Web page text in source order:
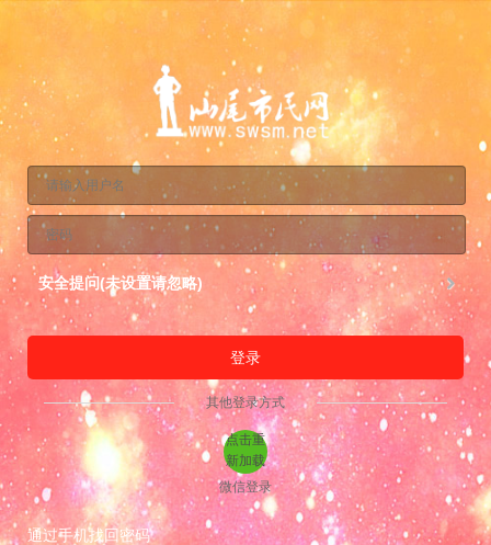
安全提问(未设置请忽略)
登录
其他登录方式
点击重
新加载
微信登录
通过手机找回密码